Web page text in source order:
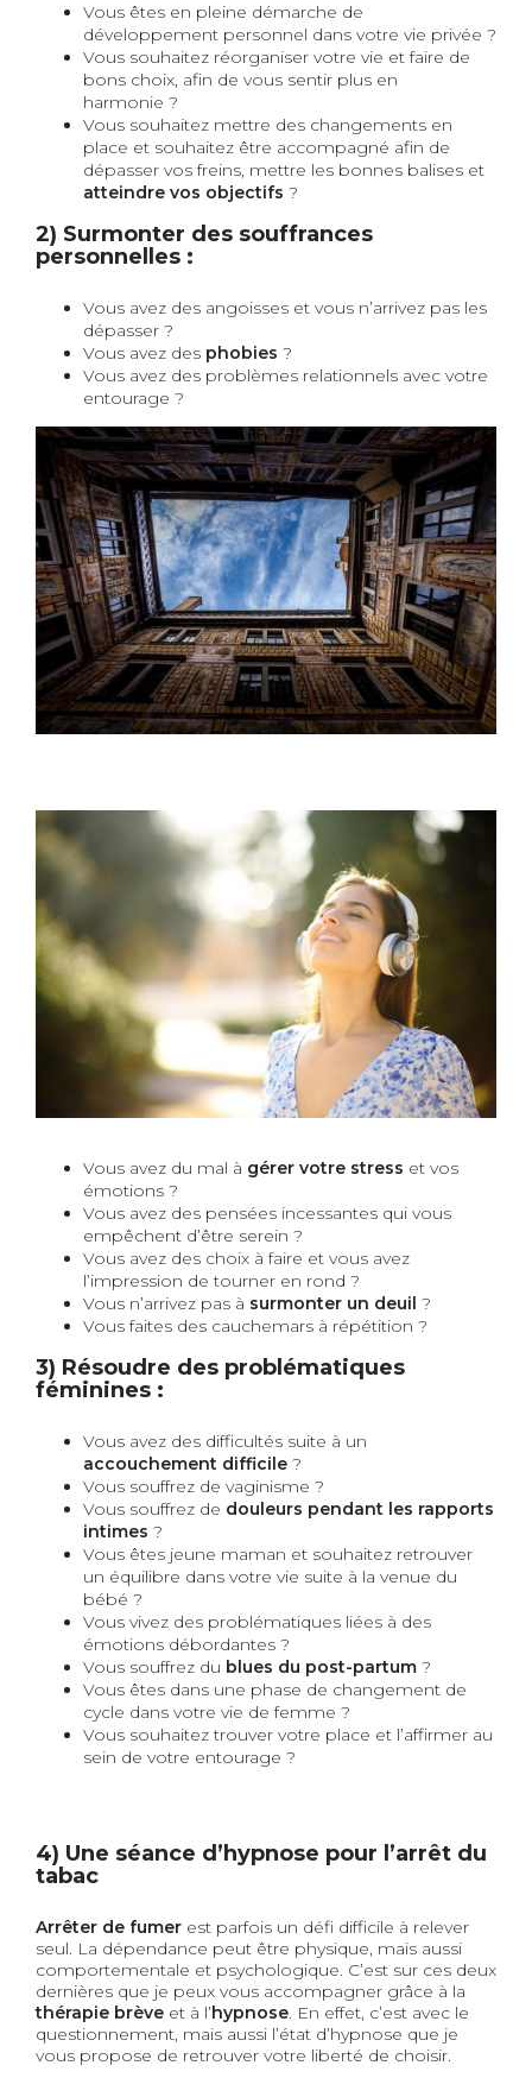
Vous êtes en pleine démarche de
développement personnel dans votre vie privée ?
Vous souhaitez réorganiser votre vie et faire de
bons choix, afin de vous sentir plus en
harmonie ?
Vous souhaitez mettre des changements en
place et souhaitez être accompagné afin de
dépasser vos freins, mettre les bonnes balises et
atteindre vos objectifs ?
2) Surmonter des souffrances
personnelles :
Vous avez des angoisses et vous n’arrivez pas les
dépasser ?
Vous avez desphobies ?
Vous avez des problèmes relationnels avec votre
entourage ?
Vous avez du mal à gérer votre stress et vos
émotions ?
Vous avez des pensées incessantes qui vous
empêchent d’être serein ?
Vous avez des choix à faire et vous avez
l’impression de tourner en rond ?
Vous n’arrivez pas à surmonter un deuil ?
Vous faites des cauchemars à répétition ?
3) Résoudre des problématiques
féminines :
Vous avez des difficultés suite à un
accouchement difficile?
Vous souffrez de vaginisme ?
Vous souffrez de douleurs pendant les rapports
intimes ?
Vous êtes jeune maman et souhaitez retrouver
un équilibre dans votre vie suite à la venue du
bébé ?
Vous vivez des problématiques liées à des
émotions débordantes ?
Vous souffrez du blues du post-partum?
Vous êtes dans une phase de changement de
cycle dans votre vie de femme ?
Vous souhaitez trouver votre place et l’affirmer au
sein de votre entourage ?
4) Une séance d’hypnose pour l’arrêt du
tabac
Arrêter de fumer est parfois un défi difficile à relever
seul. La dépendance peut être physique, mais aussi
comportementale et psychologique. C’est sur ces deux
dernières que je peux vous accompagner grâce à la
thérapie brève et à l’hypnose. En effet, c’est avec le
questionnement, mais aussi l’état d’hypnose que je
vous propose de retrouver votre liberté de choisir.